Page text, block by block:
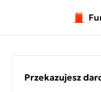
Przekazujesz